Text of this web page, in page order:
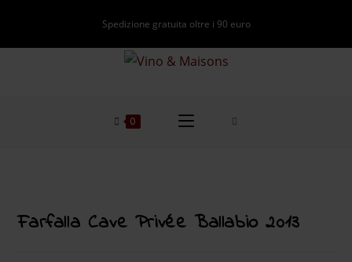
Spedizione gratuita oltre i 90 euro
0
Farfalla Cave Privée Ballabio 2013